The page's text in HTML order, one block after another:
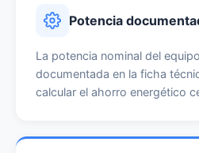
Potencia
La potencia nominal del
documentada en la ficha
calcular el ahorro energético